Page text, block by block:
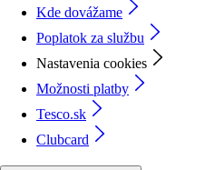
Kde dovážame
Poplatok za službu
Nastavenia cookies
Možnosti platby
Tesco.sk
Clubcard